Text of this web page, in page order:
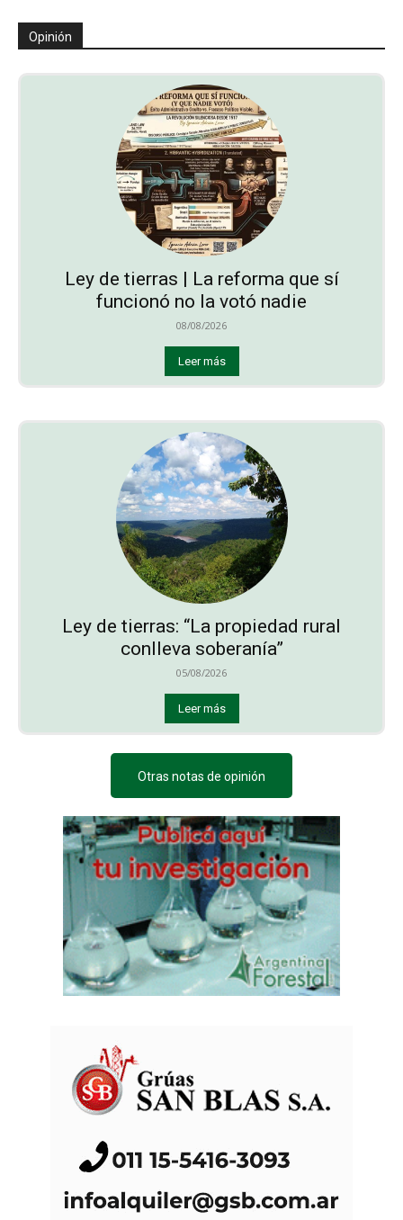
Opinión
Ley de tierras | La reforma que sí
funcionó no la votó nadie
08/08/2026
Leer más
Ley de tierras: “La propiedad rural
conlleva soberanía”
05/08/2026
Leer más
Otras notas de opinión